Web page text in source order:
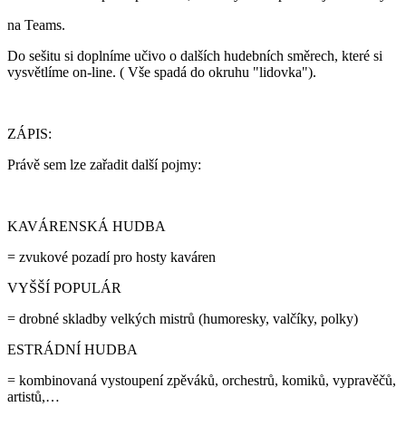
na Teams.
Do sešitu si doplníme učivo o dalších hudebních směrech, které si
vysvětlíme on-line. ( Vše spadá do okruhu "lidovka").
ZÁPIS:
Právě sem lze zařadit další pojmy:
KAVÁRENSKÁ HUDBA
= zvukové pozadí pro hosty kaváren
VYŠŠÍ POPULÁR
= drobné skladby velkých mistrů (humoresky, valčíky, polky)
ESTRÁDNÍ HUDBA
= kombinovaná vystoupení zpěváků, orchestrů, komiků, vypravěčů,
artistů,…